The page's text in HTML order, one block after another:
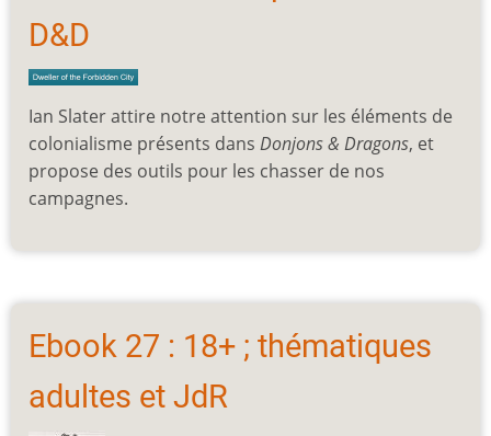
D&D
Ian Slater attire notre attention sur les éléments de
colonialisme présents dans Donjons & Dragons, et
propose des outils pour les chasser de nos
campagnes.
Ebook 27 : 18+ ; thématiques
adultes et JdR